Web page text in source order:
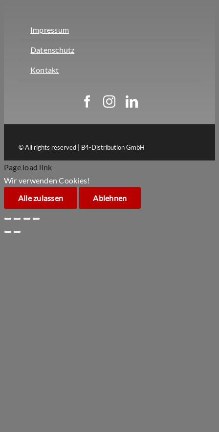
Impressum
Datenschutz
Kontakt
© All rights reserved | B4-Distribution GmbH
Page load link
Wir verwenden Cookies!
Alle zulassen
Ablehnen